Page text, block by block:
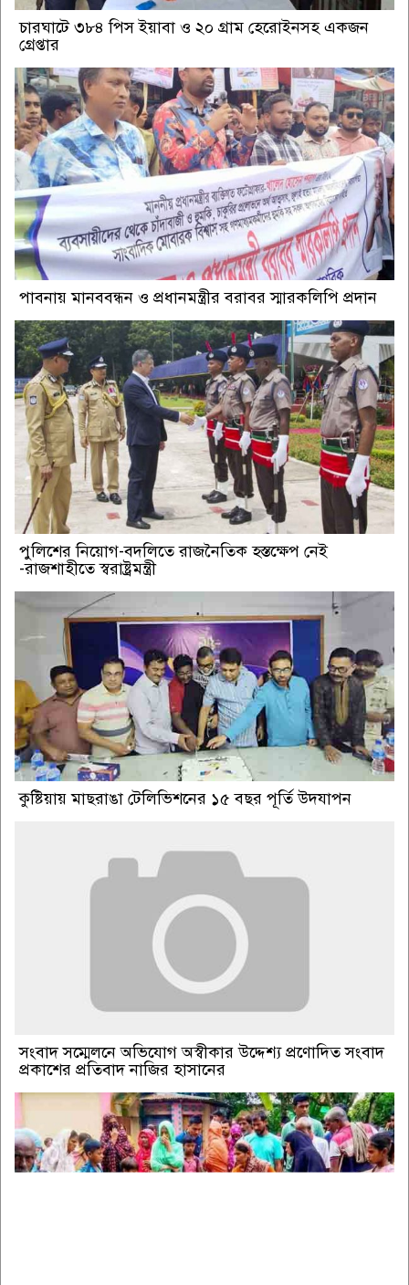
চারঘাটে ৩৮৪ পিস ইয়াবা ও ২০ গ্রাম হেরোইনসহ একজন
গ্রেপ্তার
পাবনায় মানববন্ধন ও প্রধানমন্ত্রীর বরাবর স্মারকলিপি প্রদান
পুলিশের নিয়োগ-বদলিতে রাজনৈতিক হস্তক্ষেপ নেই
-রাজশাহীতে স্বরাষ্ট্রমন্ত্রী
কুষ্টিয়ায় মাছরাঙা টেলিভিশনের ১৫ বছর পূর্তি উদযাপন
সংবাদ সম্মেলনে অভিযোগ অস্বীকার উদ্দেশ্য প্রণোদিত সংবাদ
প্রকাশের প্রতিবাদ নাজির হাসানের